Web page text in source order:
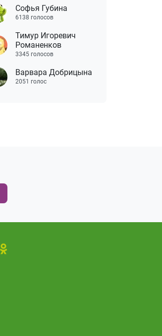
Софья Губина
6138 голосов
Тимур Игоревич
Романенков
3345 голосов
Варвара Добрицына
2051 голос